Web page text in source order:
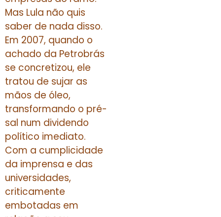
Mas Lula não quis
saber de nada disso.
Em 2007, quando o
achado da Petrobrás
se concretizou, ele
tratou de sujar as
mãos de óleo,
transformando o pré-
sal num dividendo
político imediato.
Com a cumplicidade
da imprensa e das
universidades,
criticamente
embotadas em